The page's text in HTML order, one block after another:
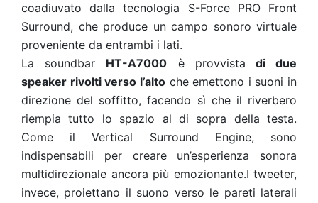
coadiuvato dalla tecnologia S-Force PRO Front
Surround, che produce un campo sonoro virtuale
proveniente da entrambi i lati.
La soundbar HT-A7000 è provvista di due
speaker rivolti verso l’altoche emettono i suoni in
direzione del soffitto, facendo sì che il riverbero
riempia tutto lo spazio al di sopra della testa.
Come il Vertical Surround Engine, sono
indispensabili per creare un’esperienza sonora
multidirezionale ancora più emozionante.I tweeter,
invece, proiettano il suono verso le pareti laterali